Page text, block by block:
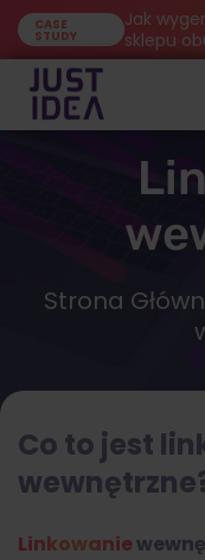
CASE
STUDY
Jak
sklepu
Strona
Co to jest
Linkowanie